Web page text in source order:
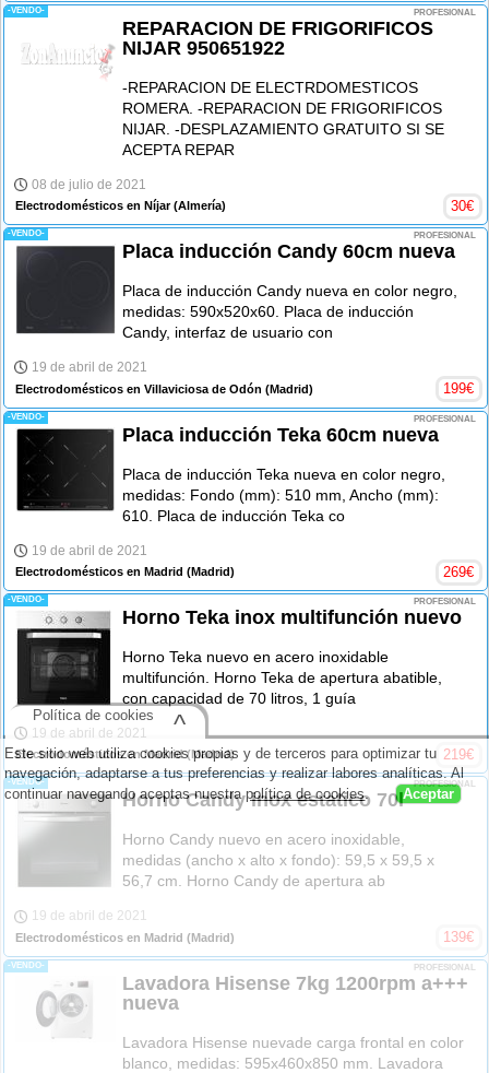
-VENDO- PROFESIONAL
REPARACION DE FRIGORIFICOS
NIJAR 950651922
-REPARACION DE ELECTRDOMESTICOS
ROMERA. -REPARACION DE FRIGORIFICOS
NIJAR. -DESPLAZAMIENTO GRATUITO SI SE
ACEPTA REPAR
08 de julio de 2021
Electrodomésticos en Níjar(Almería) 30€
-VENDO- PROFESIONAL
Placa inducción Candy 60cm nueva
Placa de inducción Candy nueva en color negro,
medidas: 590x520x60. Placa de inducción
Candy, interfaz de usuario con
19 de abril de 2021
Electrodomésticos en Villaviciosa de Odón (Madrid) 199€
-VENDO- PROFESIONAL
Placa inducción Teka 60cm nueva
Placa de inducción Teka nueva en color negro,
medidas: Fondo (mm): 510 mm, Ancho (mm):
610. Placa de inducción Teka co
19 de abril de 2021
Electrodomésticos en Madrid (Madrid) 269€
-VENDO- PROFESIONAL
Horno Teka inox multifunción nuevo
Horno Teka nuevo en acero inoxidable
multifunción. Horno Teka de apertura abatible,
con capacidad de 70 litros, 1 guía
19 de abril de 2021
Electrodomésticos en Madrid(Madrid) 219€
-VENDO- PROFESIONAL
Horno Candy inox estatico 70l
Horno Candy nuevo en acero inoxidable,
medidas (ancho x alto x fondo): 59,5 x 59,5 x
56,7 cm. Horno Candy de apertura ab
19 de abril de 2021
Electrodomésticos en Madrid (Madrid) 139€
-VENDO- PROFESIONAL
Lavadora Hisense 7kg 1200rpm a+++
nueva
Lavadora Hisense nuevade carga frontal en color
blanco, medidas: 595x460x850 mm. Lavadora
Este sitio web utiliza cookies propias y de terceros para optimizar tu
navegación, adaptarse a tus preferencias y realizar labores analíticas. Al
continuar navegando aceptas nuestrapolítica de cookies. Aceptar
Política de cookies ^